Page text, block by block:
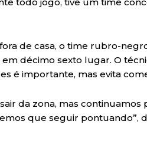
de casa, o time rubro-
décimo sexto lugar. O
é importante, mas evita
da zona, mas
que seguir pontuando”,